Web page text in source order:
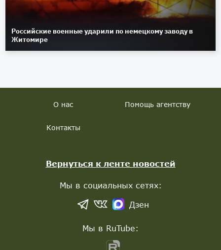
Российские военные ударили по немецкому заводу в
Житомире
О нас Помощь агентству
Контакты
Вернуться к ленте новостей
Мы в социальных сетях:
Дзен
Мы в RuTube: